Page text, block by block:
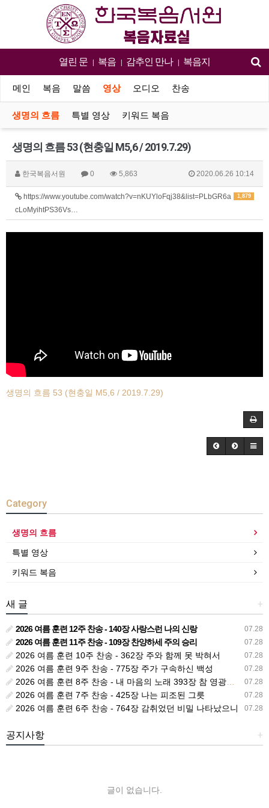
열린 문 | 복음 | 감추인 만나 | 복음지
메인 복음 말씀 영상 오디오 찬송
생명의 흐름 특별 영상 키워드 복음
생명의 흐름 53 (현충일 M5,6 / 2019.7.29)
한국복음서원 0 5,863 2020.06.26 10:14
1,879
https://www.youtube.com/watch?v=nKUYloFqj38&list=PLbGR6a
cLoMyihtPS36Vs…
생명의 흐름 53 (현충일 M5,6 / 2019.7.29)
Category
생명의 흐름
특별 영상
키워드 복음
+
새 글
07.28
2026 여름 훈련 12주 찬송 - 140장 사랑스런 나의 신랑
07.28
2026 여름 훈련 11주 찬송 - 109장 찬양하세 주의 승리
07.28
2026 여름 훈련 10주 찬송 - 362장 주와 함께 못 박혀서
07.28
2026 여름 훈련 9주 찬송 - 775장 주가 구속하신 백성
07.28
2026 여름 훈련 8주 찬송 - 내 마음의 노래 393장 참 영광스런 우리 왕
07.28
2026 여름 훈련 7주 찬송 - 425장 나는 피조된 그릇
07.28
2026 여름 훈련 6주 찬송 - 764장 감취었던 비밀 나타났으니
+
공지사항
글이 없습니다.